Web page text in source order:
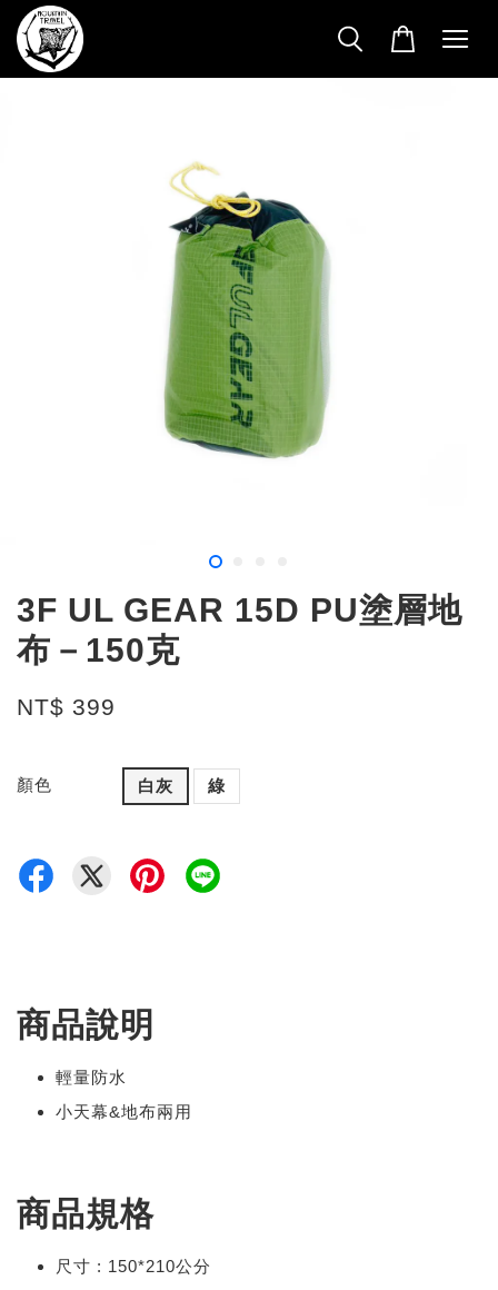
3F UL GEAR 15D PU塗層地
布－150克
NT$ 399
顏色 白灰 綠
商品說明
輕量防水
小天幕&地布兩用
商品規格
尺寸 : 150*210公分